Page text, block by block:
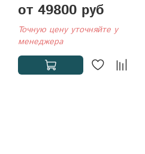
от 49800 руб
Точную цену уточняйте у
менеджера